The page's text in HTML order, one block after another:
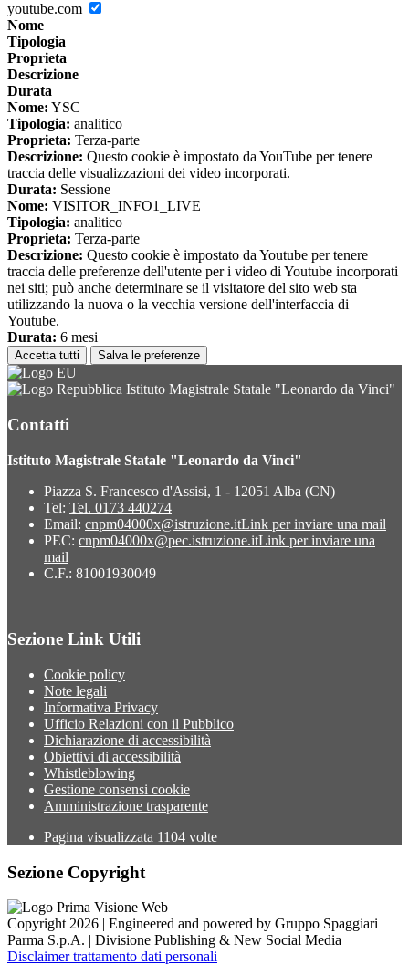
youtube.com
Nome
Tipologia
Proprieta
Descrizione
Durata
Nome: YSC
Tipologia: analitico
Proprieta: Terza-parte
Descrizione: Questo cookie è impostato da YouTube per tenere
traccia delle visualizzazioni dei video incorporati.
Durata: Sessione
Nome: VISITOR_INFO1_LIVE
Tipologia: analitico
Proprieta: Terza-parte
Descrizione: Questo cookie è impostato da Youtube per tenere
traccia delle preferenze dell'utente per i video di Youtube incorporati
nei siti; può anche determinare se il visitatore del sito web sta
utilizzando la nuova o la vecchia versione dell'interfaccia di
Youtube.
Durata: 6 mesi
Accetta tutti Salva le preferenze
Istituto Magistrale Statale "Leonardo da Vinci"
Contatti
Istituto Magistrale Statale "Leonardo da Vinci"
Piazza S. Francesco d'Assisi, 1 - 12051 Alba (CN)
Tel: Tel. 0173 440274
Email: cnpm04000x@istruzione.itLink per inviare una mail
PEC: cnpm04000x@pec.istruzione.itLink per inviare una
mail
C.F.: 81001930049
Sezione Link Utili
Cookie policy
Note legali
Informativa Privacy
Ufficio Relazioni con il Pubblico
Dichiarazione di accessibilità
Obiettivi di accessibilità
Whistleblowing
Gestione consensi cookie
Amministrazione trasparente
Pagina visualizzata 1104 volte
Sezione Copyright
Copyright 2026 | Engineered and powered by Gruppo Spaggiari
Parma S.p.A. | Divisione Publishing & New Social Media
Disclaimer trattamento dati personali